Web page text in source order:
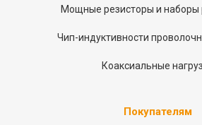
Мощные резисторы и наборы
Чип-индуктивности
Коаксиальные
Покупателям